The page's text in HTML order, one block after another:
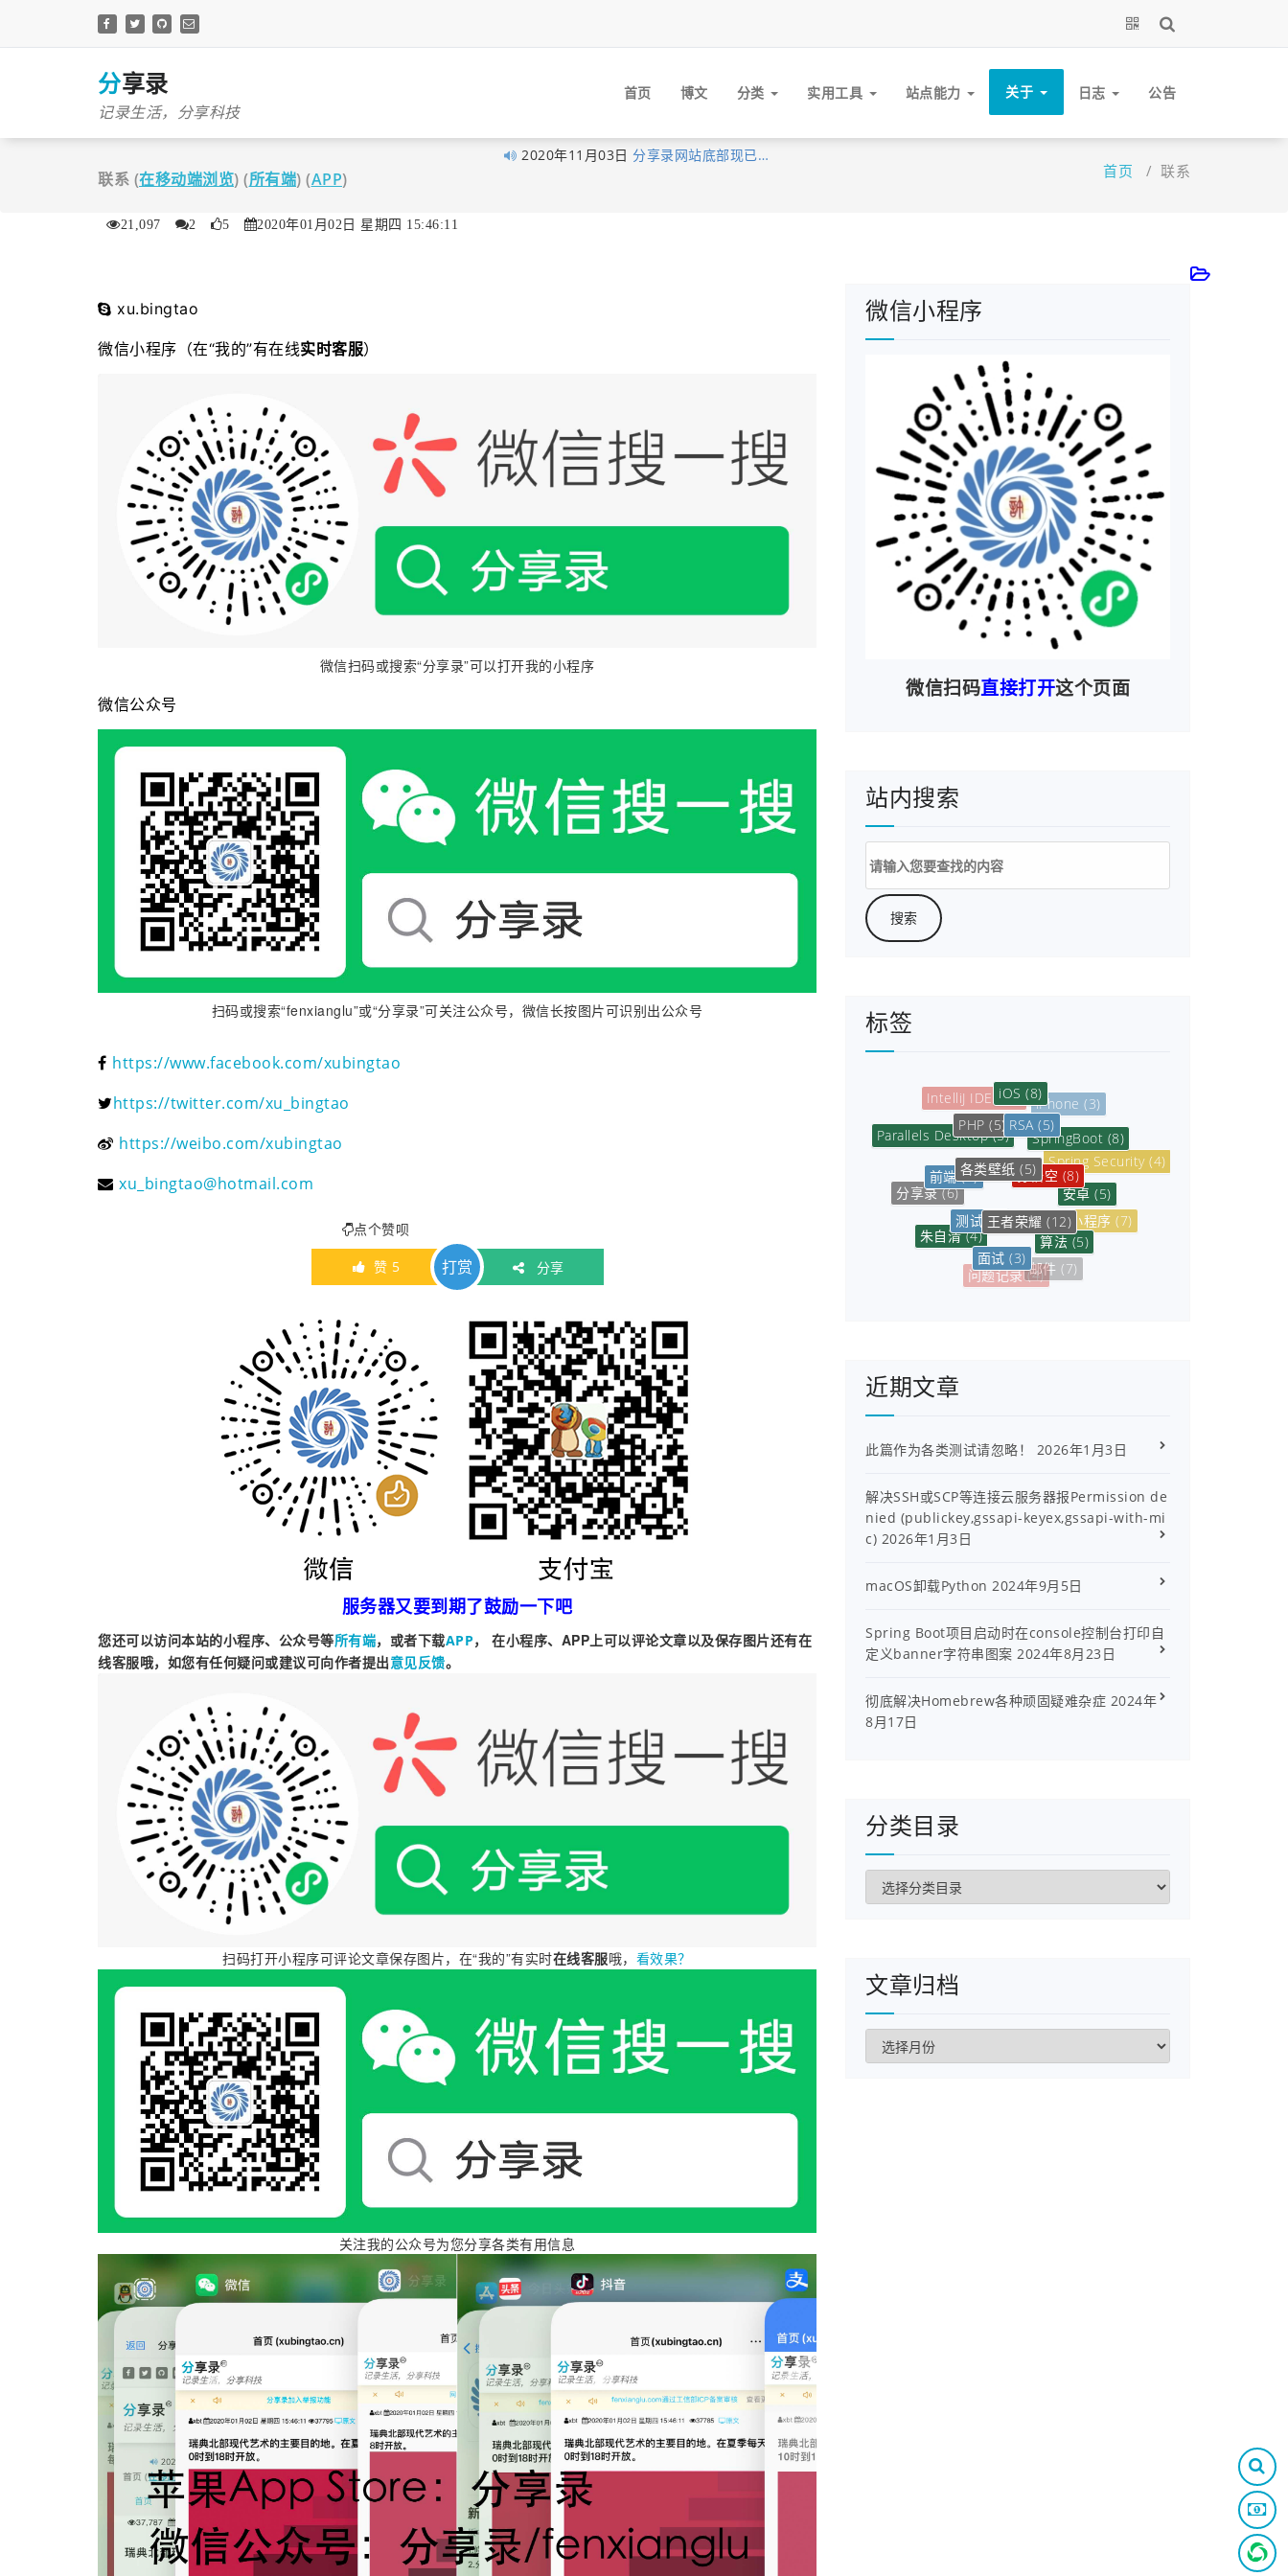
正
分享录
记录生活，分享科技
首页 博文 分类 实用工具 站点能力 关于 日志 公告
联系 (在移动端浏览) (所有端) (APP)
2020年11月03日 分享录网站底部现已…
2020年04月23日 由于服务器的带宽有…
2020年01月08日
若想发表博客的可以…
2021年01月22日 为了进一步规范系统…
2021年01月05日
首页 / 联系
21,097 2 5 2020年01月02日 星期四 15:46:11
xu.bingtao
微信小程序（在“我的”有在线实时客服）
微信扫码或搜索“分享录”可以打开我的小程序
微信公众号
扫码或搜索“fenxianglu”或“分享录”可关注公众号，微信长按图片可识别出公众号
https://www.facebook.com/xubingtao
https://twitter.com/xu_bingtao
https://weibo.com/xubingtao
xu_bingtao@hotmail.com
点个赞呗
赞 5 打赏 分享
服务器又要到期了鼓励一下吧
您还可以访问本站的小程序、公众号等所有端，或者下载APP， 在小程序、APP上可以评论文章以及保存图片还有在
线客服哦，如您有任何疑问或建议可向作者提出意见反馈。
扫码打开小程序可评论文章保存图片，在“我的”有实时在线客服哦， 看效果？
关注我的公众号为您分享各类有用信息
微信小程序
微信扫码直接打开这个页面
站内搜索
索：
标签
iOS(8)
Parallels Desktop (5)
PHP(5)RSA(5)
SpringBoot(8)
Spring Security(4)
分享录(6)
前端(5)
各类壁纸(5)
孙悟空(8)
安卓(5)
小程序(7)
微信小程序
数据库(6)
朱自清(4)
测试(3)
王者荣耀(12)
算法(5)
邮件(7)
问题记录(4)
面试(3)
近期文章
此篇作为各类测试请忽略！ 2026年1月3日
解决SSH或SCP等连接云服务器报Permission de
nied (publickey,gssapi-keyex,gssapi-with-mi
c) 2026年1月3日
macOS卸载Python 2024年9月5日
Spring Boot项目启动时在console控制台打印自
定义banner字符串图案 2024年8月23日
彻底解决Homebrew各种顽固疑难杂症 2024年
8月17日
分类目录
类
文章归档
章